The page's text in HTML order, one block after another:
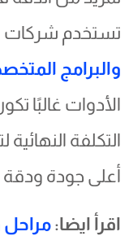
تستخدم شركات
والبرامج
الأدوات غالبًا
التكلفة
أعلى جودة ودقة
اقرأ ايضا:مراحل